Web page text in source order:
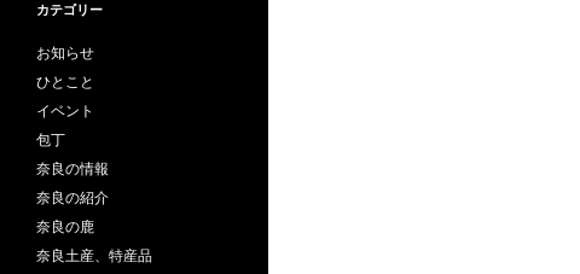
カテゴリー
お知らせ
ひとこと
イベント
包丁
奈良の情報
奈良の紹介
奈良の鹿
奈良土産、特産品